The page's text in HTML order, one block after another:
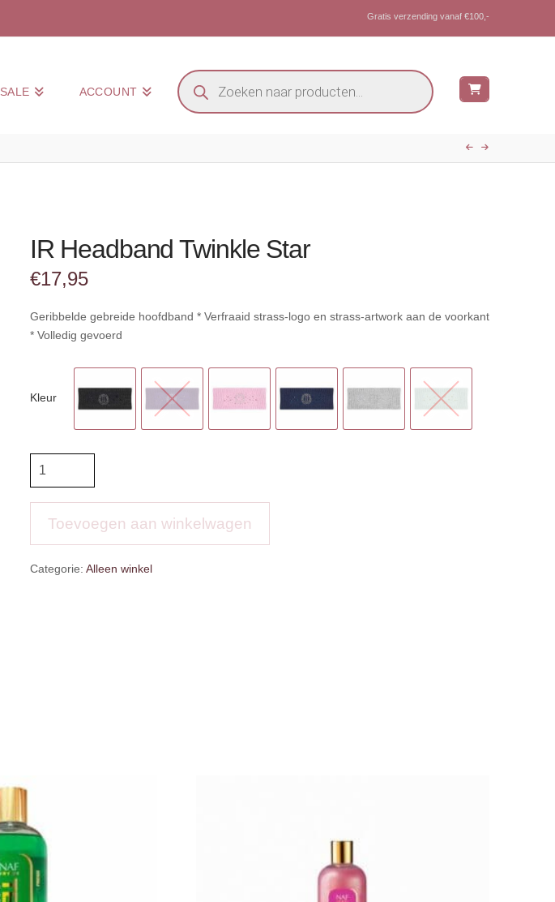
Gratis verzending vanaf €100,-
SALE ACCOUNT
Producten
zoeken
IR Headband Twinkle Star
€17,95
Geribbelde gebreide hoofdband * Verfraaid strass-logo en strass-artwork aan de voorkant
* Volledig gevoerd
Kleur
StarToevoegen aan winkelwagen
Categorie: Alleen winkel